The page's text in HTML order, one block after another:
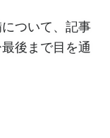
ついて、記事
後まで目を通